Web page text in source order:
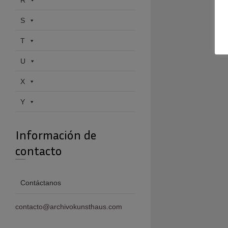
S
T
U
X
Y
Información de
contacto
Contáctanos
contacto@archivokunsthaus.com